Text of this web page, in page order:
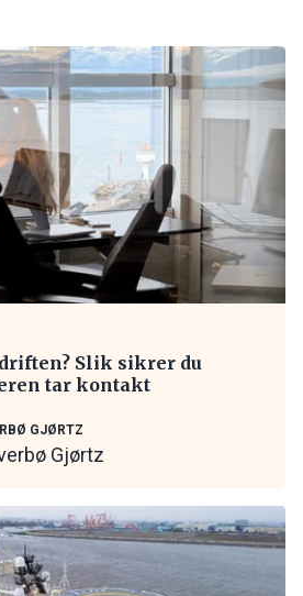
Slik sikrer du
tar kontakt
GJØRTZ
Gjørtz